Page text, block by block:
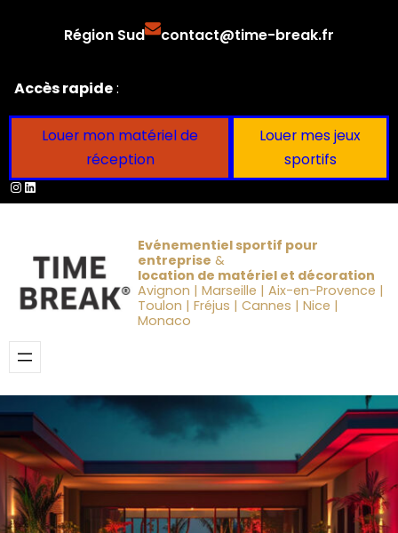
Région Sud contact@time-break.fr
Accès rapide:
Louer mon matériel de
réception
Louer mes jeux
sportifs
Instagram
LinkedIn
Evénementiel sportif pour
entreprise &
location de matériel et décoration
Avignon | Marseille | Aix-en-Provence |
Toulon | Fréjus | Cannes | Nice |
Monaco